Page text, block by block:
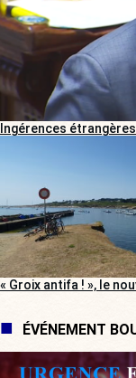
Ingérences
« Groix antifa ! », le
ÉVÉNEMENT